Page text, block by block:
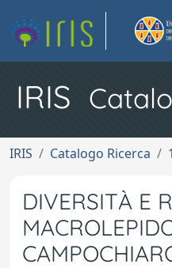
IRIS
IRIS Catalogo Ricerca
DIVERSITÀ E